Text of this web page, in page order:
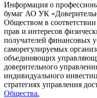
Информация о
бумаг АО УК
Обществом в
прав и интересов
получателей финансовых
саморегулируемых
объединяющих
доверительного
индивидуального
стратегиях управления
Общества.